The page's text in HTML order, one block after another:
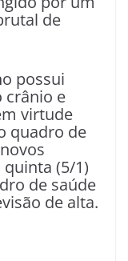
de
possui
crânio e
virtude
quadro de
(5/1)
de saúde
de alta.